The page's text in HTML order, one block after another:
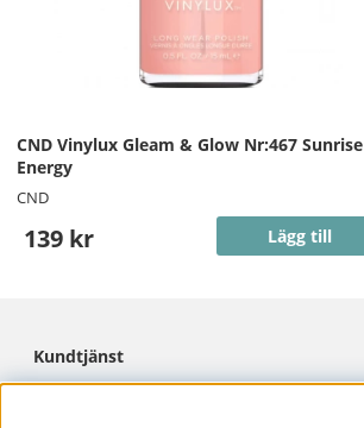
CND Vinylux Gleam & Glow Nr:467 Sunrise
Energy
CND
139 kr Lägg till
Kundtjänst